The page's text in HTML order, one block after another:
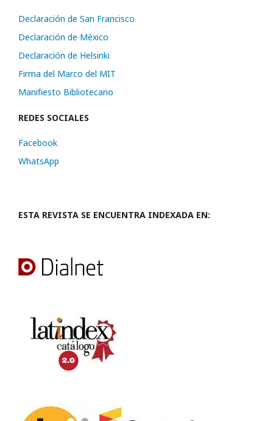
Declaración de San Francisco
Declaración de México
Declaración de Helsinki
Firma del Marco del MIT
Manifiesto Bibliotecario
REDES SOCIALES
Facebook
WhatsApp
ESTA REVISTA SE ENCUENTRA INDEXADA EN: